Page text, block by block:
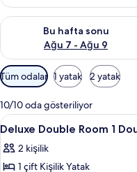
Bu hafta sonu
Ağu 7 - Ağu 9
Bu hafta sonu için
Odalar
için
mevcut
filtreler
Tüm odalar 1 yatak 2 yatak
10/10 oda gösteriliyor
Deluxe
Double
Room
20
Deluxe Double Room 1
2 kişilik
1 çift Kişilik Yatak